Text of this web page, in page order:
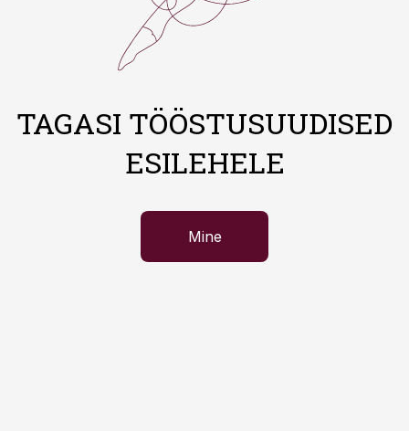
TAGASI TÖÖSTUSUUDISED
ESILEHELE
Mine